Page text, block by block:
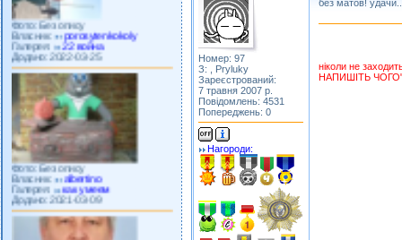
Власник:
porosytenkokoly
Галерея:
Додано: 2022-03-25
Фото: Без опису
Власник:
albertino
Галерея:
как умеем
Додано: 2021-03-09
Номер: 97
З: , Pryluky
Зареєстрований:
7 травня 2007 р.
Повідомлень: 4531
Попереджень: 0
Нагороди:
без матов!
ніколи не
НАПИШІТЬ